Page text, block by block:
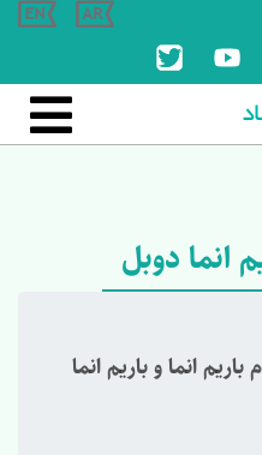

انما دوبل
انما و باریم انما